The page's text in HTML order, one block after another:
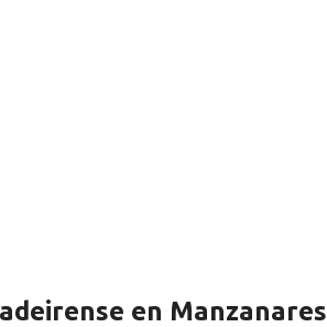
en Manzanares